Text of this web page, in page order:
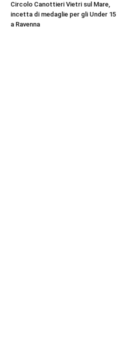
Circolo Canottieri Vietri sul Mare,
incetta di medaglie per gli Under 15
a Ravenna